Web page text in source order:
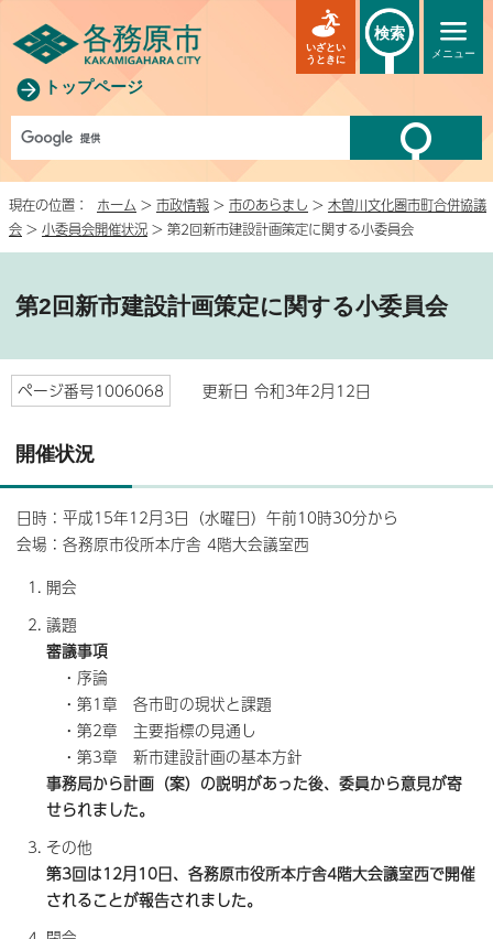
トップページ
メニュー
いざとい
うときに
検索
現在の位置： ホーム > 市政情報 > 市のあらまし > 木曽川文化圏市町合併協議
会 > 小委員会開催状況 > 第2回新市建設計画策定に関する小委員会
第2回新市建設計画策定に関する小委員会
ページ番号1006068 更新日 令和3年2月12日
開催状況
日時：平成15年12月3日（水曜日）午前10時30分から
会場：各務原市役所本庁舎 4階大会議室西
開会
議題
審議事項
・序論
・第1章 各市町の現状と課題
・第2章 主要指標の見通し
・第3章 新市建設計画の基本方針
事務局から計画（案）の説明があった後、委員から意見が寄
せられました。
その他
第3回は12月10日、各務原市役所本庁舎4階大会議室西で開催
されることが報告されました。